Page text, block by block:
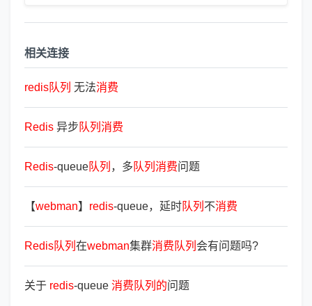
相关连接
redis队列 无法消费
Redis 异步 队列 消费
Redis-queue队列 ，多 队列 消费问题
【webman】 redis-queue，延时队列 不消费
Redis队列 在webman集群消费 队列 会有问题吗?
关于 redis-queue 消费 队列 的问题